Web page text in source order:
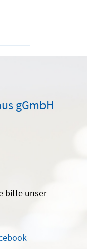
gGmbH
bitte unser